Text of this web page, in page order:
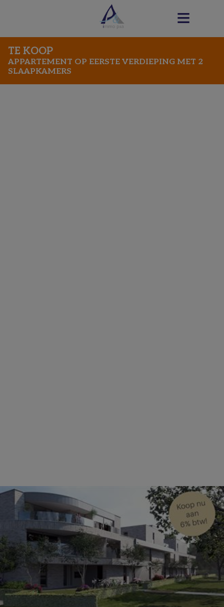
TE KOOP
APPARTEMENT OP EERSTE VERDIEPING MET 2
SLAAPKAMERS